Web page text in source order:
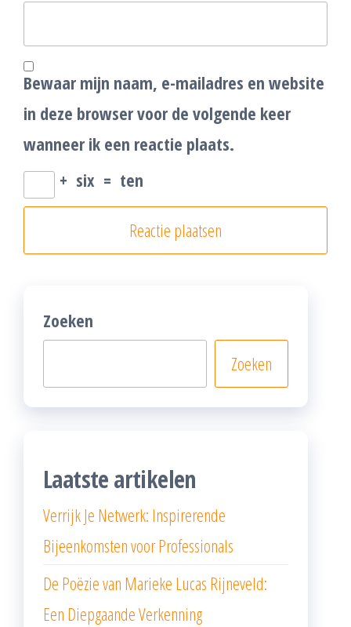
Bewaar mijn naam, e-mailadres en website
in deze browser voor de volgende keer
wanneer ik een reactie plaats.
+ six = ten
Zoeken
Zoeken
Laatste artikelen
Verrijk Je Netwerk: Inspirerende
Bijeenkomsten voor Professionals
De Poëzie van Marieke Lucas Rijneveld:
Een Diepgaande Verkenning